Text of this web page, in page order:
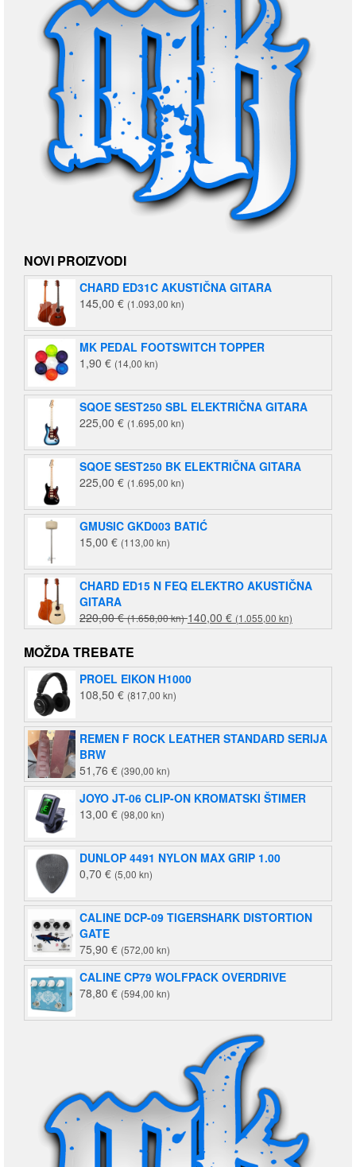
NOVI PROIZVODI
CHARD ED31C AKUSTIČNA GITARA
145,00 € (1.093,00 kn)
MK PEDAL FOOTSWITCH TOPPER
1,90 € (14,00 kn)
SQOE SEST250 SBL ELEKTRIČNA GITARA
225,00 € (1.695,00 kn)
SQOE SEST250 BK ELEKTRIČNA GITARA
225,00 € (1.695,00 kn)
GMUSIC GKD003 BATIĆ
15,00 € (113,00 kn)
CHARD ED15 N FEQ ELEKTRO AKUSTIČNA
GITARA
220,00€ (1.658,00 kn)Izvorna
cijena
je:
220,00 €
140,00 € (1.055,00 kn)
cijena
140,00 €
MOŽDA TREBATE
PROEL EIKON H1000
108,50 € (817,00 kn)
REMEN F ROCK LEATHER STANDARD SERIJA
BRW
51,76 € (390,00 kn)
JOYO JT-06 CLIP-ON KROMATSKI ŠTIMER
13,00 € (98,00 kn)
DUNLOP 4491 NYLON MAX GRIP 1.00
0,70 € (5,00 kn)
CALINE DCP-09 TIGERSHARK DISTORTION
GATE
75,90 € (572,00 kn)
CALINE CP79 WOLFPACK OVERDRIVE
78,80 € (594,00 kn)